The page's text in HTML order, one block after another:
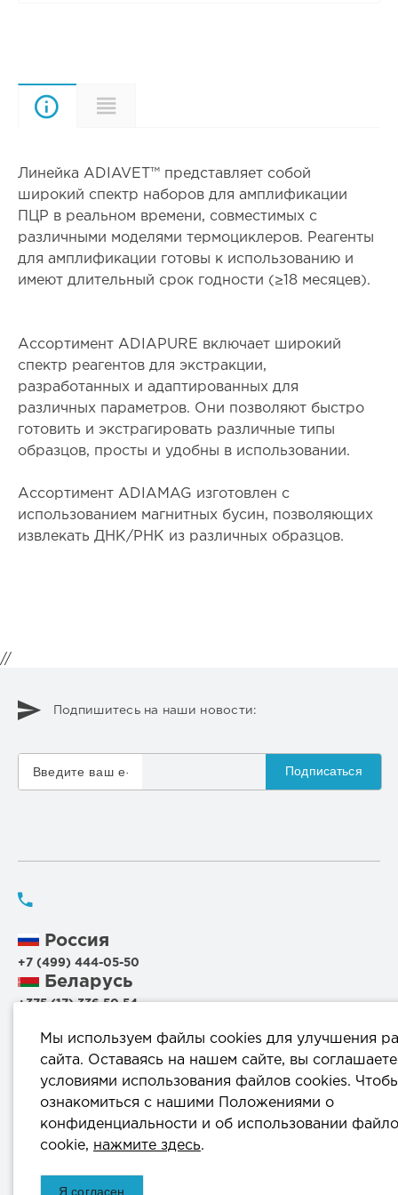
Описание
Линейка ADIAVET™ представляет собой
широкий спектр наборов для амплификации
ПЦР в реальном времени, совместимых с
различными моделями термоциклеров. Реагенты
для амплификации готовы к использованию и
имеют длительный срок годности (≥18 месяцев).
Ассортимент ADIAPURE включает широкий
спектр реагентов для экстракции,
разработанных и адаптированных для
различных параметров. Они позволяют быстро
готовить и экстрагировать различные типы
образцов, просты и удобны в использовании.
Ассортимент ADIAMAG изготовлен с
использованием магнитных бусин, позволяющих
извлекать ДНК/РНК из различных образцов.
//
Подпишитесь на наши новости:
Подписаться
Россия
+7 (499) 444-05-50
Беларусь
+375 (17) 336 50 54
+375 (44) 711 95 56
220114, г.Минск, ул.Филимонова, 25Г, пом.1000
info@komprod.com
ОДО «КомПродСервис» © 2025
Мы используем файлы cookies для улучшения
сайта. Оставаясь на нашем сайте, вы
условиями использования файлов cookies.
ознакомиться с нашими Положениями о
конфиденциальности и об использовании
cookie, нажмите здесь.
Я согласен